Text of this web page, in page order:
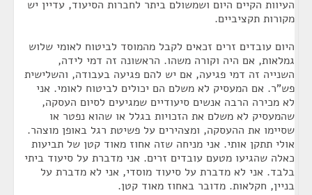
העיוות הקיים היום ושמשולם ביתר לחברות הסיעוד, עדיין יש
מקורות תקציביים.
היום עובדים זרים זכאים לקבל מהמוסד לביטוח לאומי שלוש
גמלאות, אם היה וקורה משהו. הראשונה זה דמי לידה,
השנייה זה דמי פגיעה, אם יש להם פגיעה בעבודה, והשלישית
פש"ר. אם המעסיק לא משלם הם יכולים לביטוח לאומי. אני
לא מכירה הרבה אנשים סיעודיים שמגיעים לסיום העסקה,
שהמעסיק לא משלם את הזכויות בגלל או שהוא נפטר או
שסיימו את ההעסקה, ומצהירים על פשיטת רגל באופן מוצהר.
אולי תתקן אותי. אני מניחה שזה אחוז מאוד קטן של תביעות
כאלה שהגיעו מטעם עובדים זרים. אני מדברת על סיעוד ביתי
בלבד. אני לא מדברת על סיעוד מוסדי, אני לא מדברת על
בניין, חקלאות. מדובר באחוז מאוד קטן.